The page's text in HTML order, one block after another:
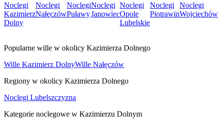
Noclegi
Kazimierz
Dolny
Noclegi
Nałęczów
Noclegi
Puławy
Noclegi
Janowiec
Noclegi
Opole
Lubelskie
Noclegi
Piotrawin
Noclegi
Wojciechów
Popularne wille w okolicy Kazimierza Dolnego
Wille Kazimierz DolnyWille Nałęczów
Regiony w okolicy Kazimierza Dolnego
Noclegi Lubelszczyzna
Kategorie noclegowe w Kazimierzu Dolnym